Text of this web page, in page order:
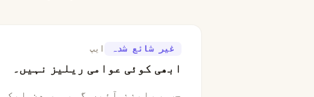
غیر شائع شدہ ایپ
ابھی کوئی عوامی ریلیز نہیں۔